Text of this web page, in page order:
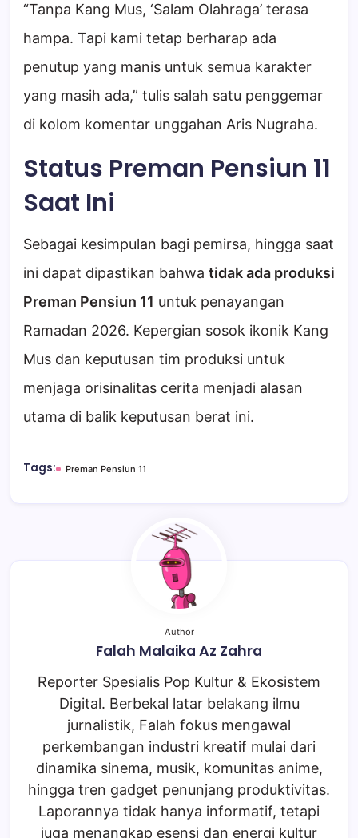
“Tanpa Kang Mus, ‘Salam Olahraga’ terasa
hampa. Tapi kami tetap berharap ada
penutup yang manis untuk semua karakter
yang masih ada,” tulis salah satu penggemar
di kolom komentar unggahan Aris Nugraha.
Status Preman Pensiun 11
Saat Ini
Sebagai kesimpulan bagi pemirsa, hingga saat
ini dapat dipastikan bahwa tidak ada produksi
Preman Pensiun 11 untuk penayangan
Ramadan 2026. Kepergian sosok ikonik Kang
Mus dan keputusan tim produksi untuk
menjaga orisinalitas cerita menjadi alasan
utama di balik keputusan berat ini.
Tags: Preman Pensiun 11
Author
Falah Malaika Az Zahra
Reporter Spesialis Pop Kultur & Ekosistem
Digital. Berbekal latar belakang ilmu
jurnalistik, Falah fokus mengawal
perkembangan industri kreatif mulai dari
dinamika sinema, musik, komunitas anime,
hingga tren gadget penunjang produktivitas.
Laporannya tidak hanya informatif, tetapi
juga menangkap esensi dan energi kultur